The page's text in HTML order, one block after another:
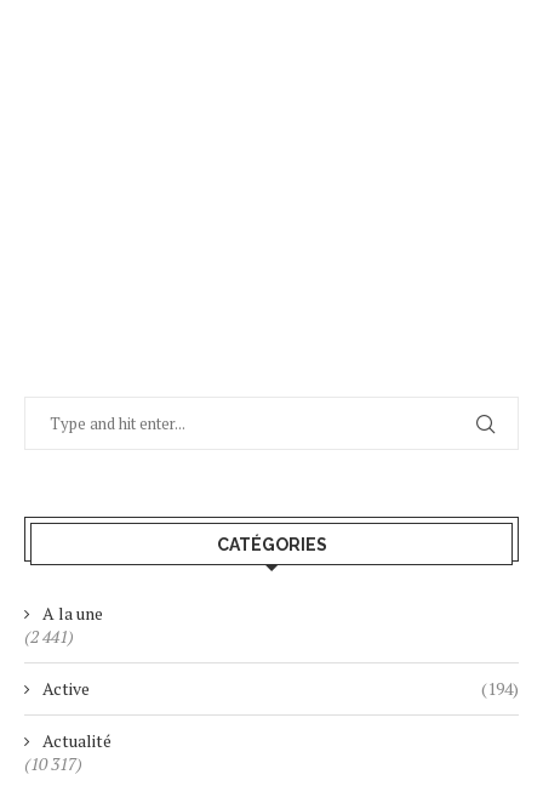
CATÉGORIES
A la une
(2 441)
Active (194)
Actualité
(10 317)